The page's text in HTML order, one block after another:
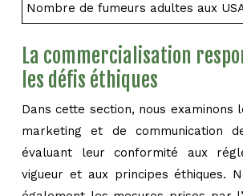
Nombre de fumeurs adultes aux
La commercialisation
les défis éthiques
Dans cette section, nous examinons
marketing et de communication
évaluant leur conformité aux
vigueur et aux principes éthiques.